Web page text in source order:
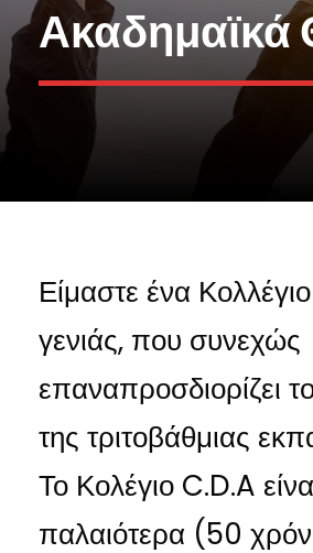
Ακαδημαϊκά
Είμαστε ένα
γενιάς, που συνεχώς
επαναπροσδιορίζει
της τριτοβάθμιας
Το Κολέγιο C.D.A
παλαιότερα (50